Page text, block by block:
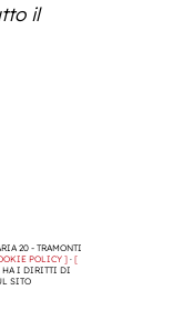
il
20 - TRAMONTI
POLICY ]· [
HA I DIRITTI DI
SITO